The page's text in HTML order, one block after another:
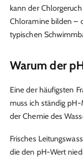
kann der
Chloramine bilden –
typischen
Warum der
Eine der häufigsten
muss ich ständig
der Chemie des
Frisches
die den pH-Wert